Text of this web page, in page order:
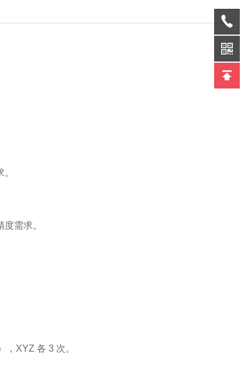
需求。
XYZ 各 3 次。